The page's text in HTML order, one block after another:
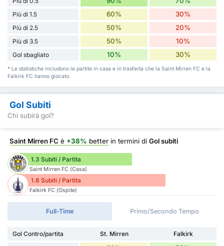
Più di 1.5 60% 30%
Più di 2.5 50% 20%
Più di 3.5 50% 10%
Gol sbagliato 10% 30%
* Le statistiche includono le partite in casa e in trasferta che la Saint Mirren FC e la
Falkirk FC hanno giocato.
Gol Subiti
Chi subirà gol?
Saint Mirren FC è +38% better in termini di Gol subiti
1.3 Subiti / Partita
Saint Mirren FC (Casa)
1.8 Subiti / Partita
Falkirk FC (Ospite)
Full-Time Primo/Secondo Tempo
Gol Contro/partita St. Mirren
Falkirk